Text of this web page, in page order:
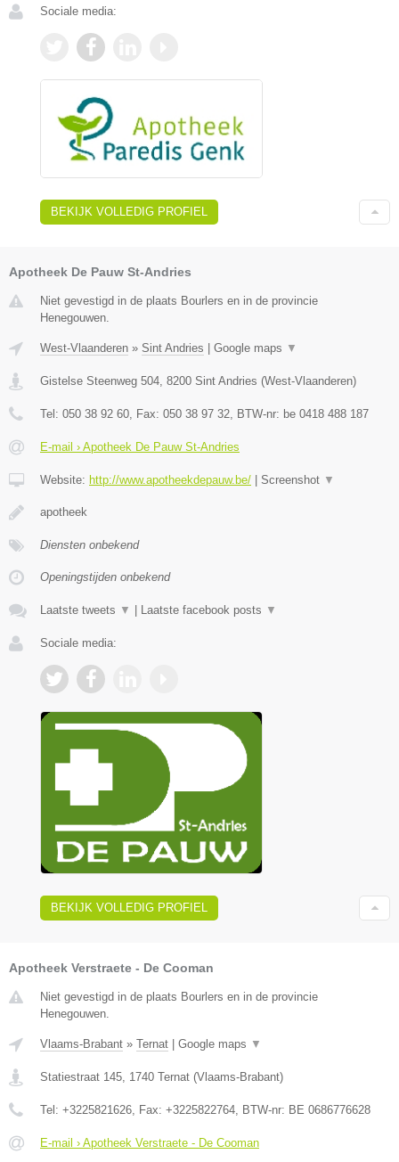
Sociale media:
BEKIJK VOLLEDIG PROFIEL
Apotheek De Pauw St-Andries
Niet gevestigd in de plaats Bourlers en in de provincie
Henegouwen.
West-Vlaanderen » Sint Andries | Google maps ▼
Gistelse Steenweg 504 8200 Sint Andries (West-Vlaanderen)
Tel: 050 38 92 60 , Fax: 050 38 97 32 , BTW-nr: be 0418 488 187
E-mail › Apotheek De Pauw St-Andries
Website: http://www.apotheekdepauw.be/ | Screenshot ▼
apotheek
Diensten onbekend
Openingstijden onbekend
Laatste tweets ▼ | Laatste facebook posts ▼
Sociale media:
BEKIJK VOLLEDIG PROFIEL
Apotheek Verstraete - De Cooman
Niet gevestigd in de plaats Bourlers en in de provincie
Henegouwen.
Vlaams-Brabant » Ternat Google maps ▼
Statiestraat 145, 1740 Ternat (Vlaams-Brabant)
Tel: +3225821626, Fax: +3225822764, BTW-nr: BE 0686776628
E-mail › Apotheek Verstraete - De Cooman